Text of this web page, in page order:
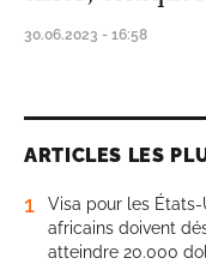
30.06.2023 - 16:58
ARTICLES LES
1
Visa pour les
africains doivent
atteindre 20.000